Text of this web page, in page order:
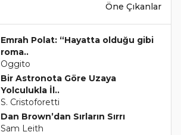
Öne Çıkanlar
Emrah Polat: “Hayatta olduğu gibi
roma..
Oggito
Bir Astronota Göre Uzaya
Yolculukla İl..
S. Cristoforetti
Dan Brown’dan Sırların Sırrı
Sam Leith